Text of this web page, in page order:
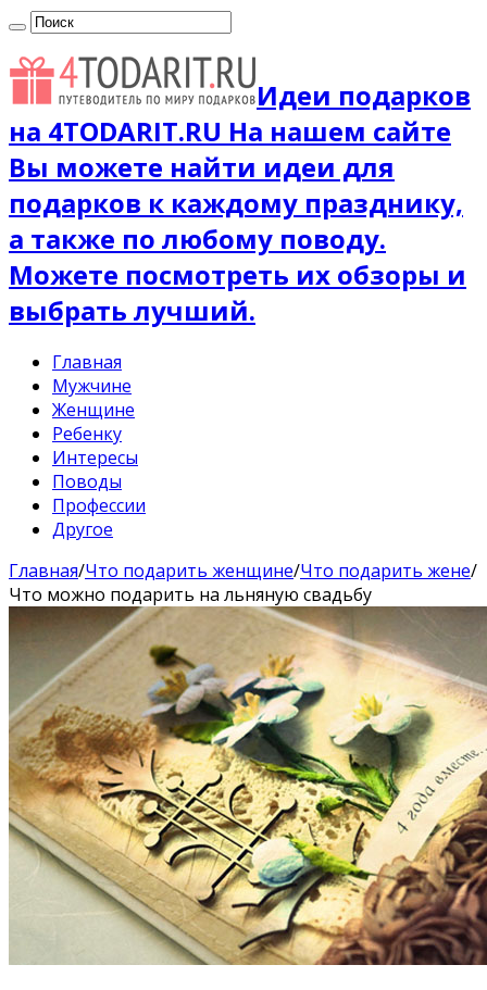
Идеи подарков
на 4TODARIT.RU На нашем сайте
Вы можете найти идеи для
подарков к каждому празднику,
а также по любому поводу.
Можете посмотреть их обзоры и
выбрать лучший.
Главная
Мужчине
Женщине
Ребенку
Интересы
Поводы
Профессии
Другое
Главная/Что подарить женщине/Что подарить жене/
Что можно подарить на льняную свадьбу